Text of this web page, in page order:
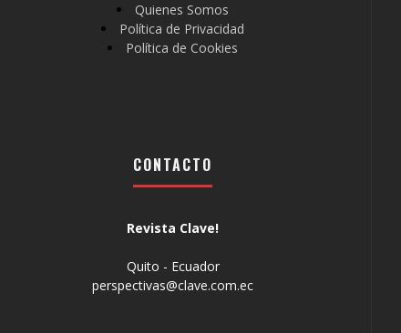
Quienes Somos
Política de Privacidad
Política de Cookies
CONTACTO
Revista Clave!
Quito - Ecuador
perspectivas@clave.com.ec